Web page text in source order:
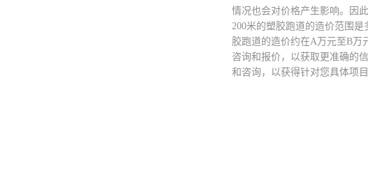
情况也会对价格产生影响。因
200米的塑胶跑道的造价范围
胶跑道的造价约在A万元至B万
咨询和报价，以获取更准确的
和咨询，以获得针对您具体项目